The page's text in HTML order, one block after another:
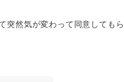
突然気が変わって同意してもら